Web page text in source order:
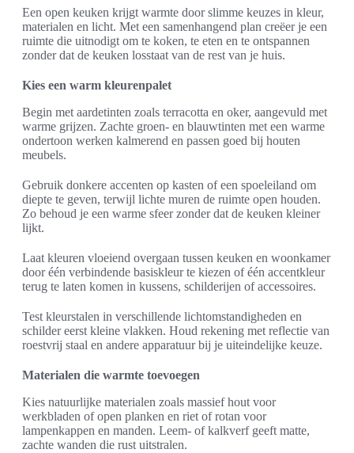
Een open keuken krijgt warmte door slimme keuzes in kleur,
materialen en licht. Met een samenhangend plan creëer je een
ruimte die uitnodigt om te koken, te eten en te ontspannen
zonder dat de keuken losstaat van de rest van je huis.
Kies een warm kleurenpalet
Begin met aardetinten zoals terracotta en oker, aangevuld met
warme grijzen. Zachte groen- en blauwtinten met een warme
ondertoon werken kalmerend en passen goed bij houten
meubels.
Gebruik donkere accenten op kasten of een spoeleiland om
diepte te geven, terwijl lichte muren de ruimte open houden.
Zo behoud je een warme sfeer zonder dat de keuken kleiner
lijkt.
Laat kleuren vloeiend overgaan tussen keuken en woonkamer
door één verbindende basiskleur te kiezen of één accentkleur
terug te laten komen in kussens, schilderijen of accessoires.
Test kleurstalen in verschillende lichtomstandigheden en
schilder eerst kleine vlakken. Houd rekening met reflectie van
roestvrij staal en andere apparatuur bij je uiteindelijke keuze.
Materialen die warmte toevoegen
Kies natuurlijke materialen zoals massief hout voor
werkbladen of open planken en riet of rotan voor
lampenkappen en manden. Leem- of kalkverf geeft matte,
zachte wanden die rust uitstralen.